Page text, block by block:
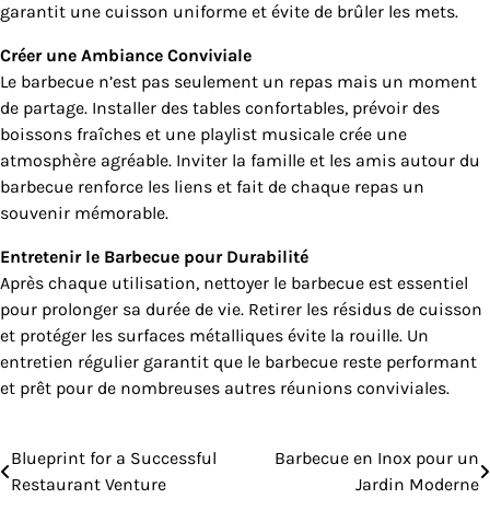
garantit une cuisson uniforme et évite de brûler les mets.
Créer une Ambiance Conviviale
Le barbecue n’est pas seulement un repas mais un moment
de partage. Installer des tables confortables, prévoir des
boissons fraîches et une playlist musicale crée une
atmosphère agréable. Inviter la famille et les amis autour du
barbecue renforce les liens et fait de chaque repas un
souvenir mémorable.
Entretenir le Barbecue pour Durabilité
Après chaque utilisation, nettoyer le barbecue est essentiel
pour prolonger sa durée de vie. Retirer les résidus de cuisson
et protéger les surfaces métalliques évite la rouille. Un
entretien régulier garantit que le barbecue reste performant
et prêt pour de nombreuses autres réunions conviviales.
Post
Blueprint for a Successful
Restaurant Venture
Barbecue en Inox pour un
Jardin Moderne